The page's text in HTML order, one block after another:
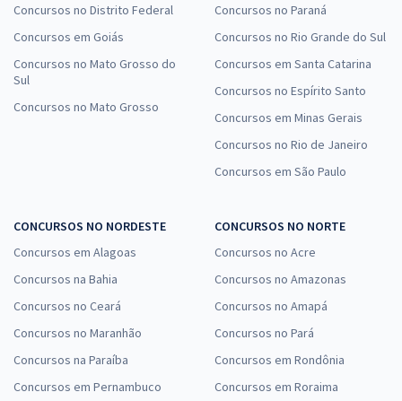
Concursos no Distrito Federal
Concursos em Goiás
Concursos no Mato Grosso do
Sul
Concursos no Mato Grosso
Concursos no Paraná
Concursos no Rio Grande do Sul
Concursos em Santa Catarina
Concursos no Espírito Santo
Concursos em Minas Gerais
Concursos no Rio de Janeiro
Concursos em São Paulo
CONCURSOS NO NORDESTE
Concursos em Alagoas
Concursos na Bahia
Concursos no Ceará
Concursos no Maranhão
Concursos na Paraíba
Concursos em Pernambuco
CONCURSOS NO NORTE
Concursos no Acre
Concursos no Amazonas
Concursos no Amapá
Concursos no Pará
Concursos em Rondônia
Concursos em Roraima